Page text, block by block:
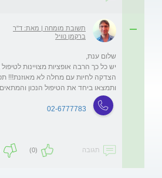
תשובת מומחה | מאת: ד"ר
ברקמן נוויל
יש כל כך הרבה אופציות מצויינות
הצדקה לחיות עם מחלה לא מאוזנת!!!
ותמצאו ביחד את הטיפול הנכון והמתאים
02-6777783
תגובה (0)